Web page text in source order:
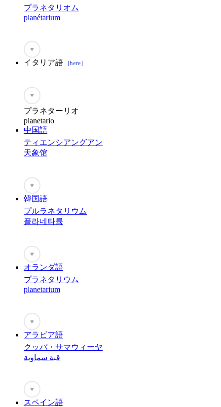
プラネタリオム
planétarium
♥
イタリア語 [here]
♥
プラネターリオ
planetario
中国語
ティエンシアングアン
天象馆
♥
韓国語
プルラネタリウム
플라네타륨
♥
オランダ語
プラネタリウム
planetarium
♥
アラビア語
クッバ・サマウィーヤ
قبة سماوية
♥
スペイン語